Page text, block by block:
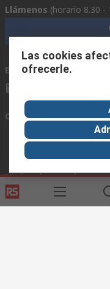
Llámenos (horario 8.30 -
Envíenos un email
Conectar con nosotros
Links de ayuda
Servicios
Acerca
Las cookies
ofrecerle.